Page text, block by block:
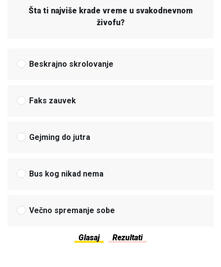
Šta ti najviše krade vreme u svakodnevnom
živofu?
Beskrajno skrolovanje
Faks zauvek
Gejming do jutra
Bus kog nikad nema
Večno spremanje sobe